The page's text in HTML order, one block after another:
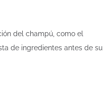
del champú, como el
de ingredientes antes de su